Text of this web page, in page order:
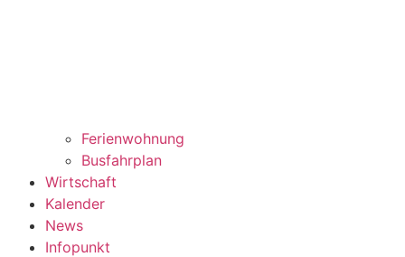
Ferienwohnung
Busfahrplan
Wirtschaft
Kalender
News
Infopunkt